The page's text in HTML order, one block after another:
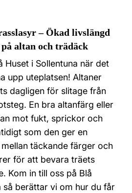
– Ökad livslängd
altan och trädäck
Huset i Sollentuna när det
upp uteplatsen! Altaner
dagligen för slitage från
En bra altanfärg eller
mot fukt, sprickor och
som den ger en
täckande färger och
för att bevara träets
Kom in till oss på Blå
så berättar vi om hur du får